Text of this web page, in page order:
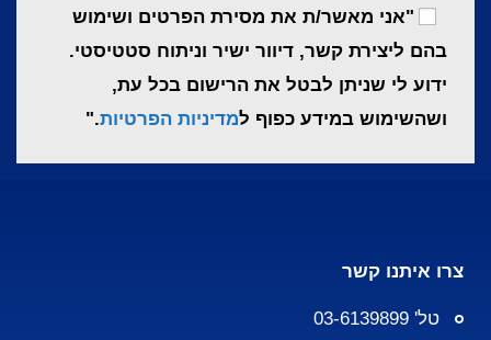
"אני מאשר/ת את מסירת הפרטים ושימוש
בהם ליצירת קשר, דיוור ישיר וניתוח סטטיסטי.
ידוע לי שניתן לבטל את הרישום בכל עת,
ושהשימוש במידע כפוף למדיניות הפרטיות."
צרו איתנו קשר
טל' 03-6139899